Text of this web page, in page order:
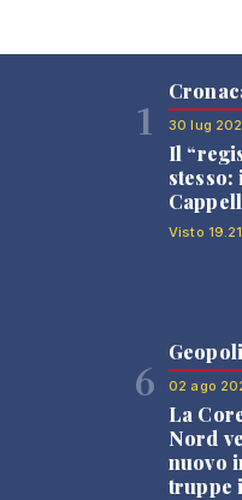
1 30 lug
Il
stesso:
Visto
6 02 ago
La
Nord
nuovo
truppe